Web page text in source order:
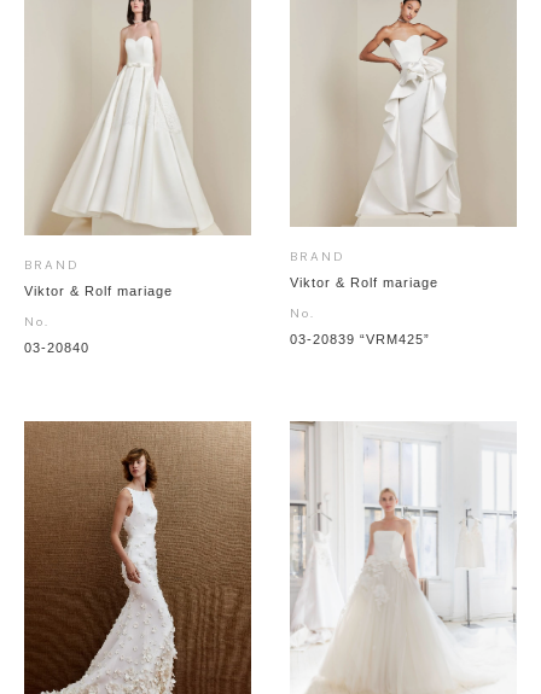
BRAND
Viktor & Rolf mariage
No.
03-20840
BRAND
Viktor & Rolf mariage
No.
03-20839 “VRM425”